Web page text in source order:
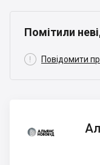
Помітили
 Повідомити
Новобуд